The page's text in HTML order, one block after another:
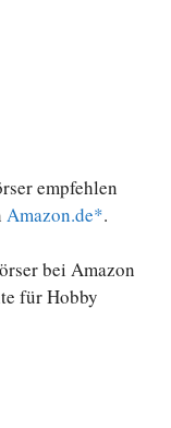
empfehlen
Amazon.de*.
bei Amazon
für Hobby